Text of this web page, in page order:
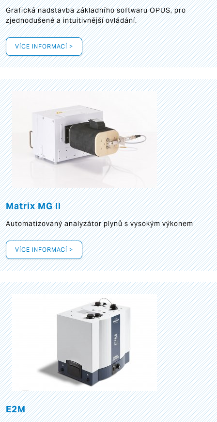
Grafickánadstavba základního softwaru OPUS, pro
zjednodušené a intuitivnější ovládání.
VÍCE INFORMACÍ >
Matrix MG II
Automatizovaný analyzátor plynů s vysokým výkonem
VÍCE INFORMACÍ >
E2M